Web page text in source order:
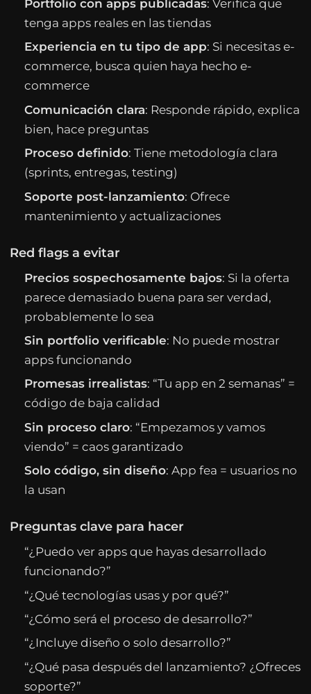
Portfolio con apps publicadas: Verifica que
tenga apps reales en las tiendas
Experiencia en tu tipo de app: Si necesitas e-
commerce, busca quien haya hecho e-
commerce
Comunicación clara: Responde rápido, explica
bien, hace preguntas
Proceso definido: Tiene metodología clara
(sprints, entregas, testing)
Soporte post-lanzamiento: Ofrece
mantenimiento y actualizaciones
Red flags a evitar
Precios sospechosamente bajos: Si la oferta
parece demasiado buena para ser verdad,
probablemente lo sea
Sin portfolio verificable: No puede mostrar
apps funcionando
Promesas irrealistas: “Tu app en 2 semanas” =
código de baja calidad
Sin proceso claro: “Empezamos y vamos
viendo” = caos garantizado
Solo código, sin diseño: App fea = usuarios no
la usan
Preguntas clave para hacer
“¿Puedo ver apps que hayas desarrollado
funcionando?”
“¿Qué tecnologías usas y por qué?”
“¿Cómo será el proceso de desarrollo?”
“¿Incluye diseño o solo desarrollo?”
“¿Qué pasa después del lanzamiento? ¿Ofreces
soporte?”